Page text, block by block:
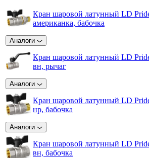
Кран шаровой латунный LD
американка, бабочка
Аналоги
Кран шаровой латунный LD
вн, рычаг
Аналоги
Кран шаровой латунный LD
нр, бабочка
Аналоги
Кран шаровой латунный LD
вн, бабочка